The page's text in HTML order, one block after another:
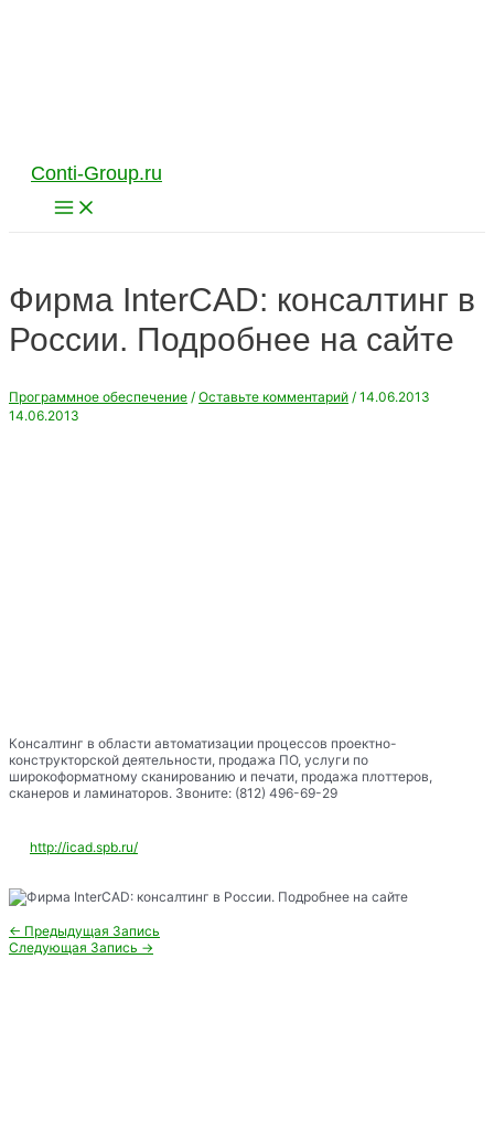
Conti-Group.ru
Main
Menu
Фирма InterCAD: консалтинг в
России. Подробнее на сайте
Программное обеспечение / Оставьте комментарий / 14.06.2013
14.06.2013
Консалтинг в области автоматизации процессов проектно-
конструкторской деятельности, продажа ПО, услуги по
широкоформатному сканированию и печати, продажа плоттеров,
сканеров и ламинаторов. Звоните: (812) 496-69-29
http://icad.spb.ru/
Навигация
по
← Предыдущая Запись
Следующая Запись →